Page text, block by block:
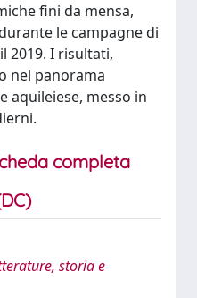
fini da mensa,
le campagne di
2019. I risultati,
nel panorama
aquileiese, messo in
completa
storia e